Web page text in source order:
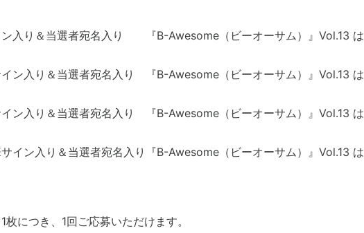
ン入り＆当選者宛名入り 『B-Awesome（ビーオーサム）』Vol.13 は
イン入り＆当選者宛名入り 『B-Awesome（ビーオーサム）』Vol.13 は
イン入り＆当選者宛名入り 『B-Awesome（ビーオーサム）』Vol.13 は
サイン入り＆当選者宛名入り『B-Awesome（ビーオーサム）』Vol.13 は
枚につき、1回ご応募いただけます。